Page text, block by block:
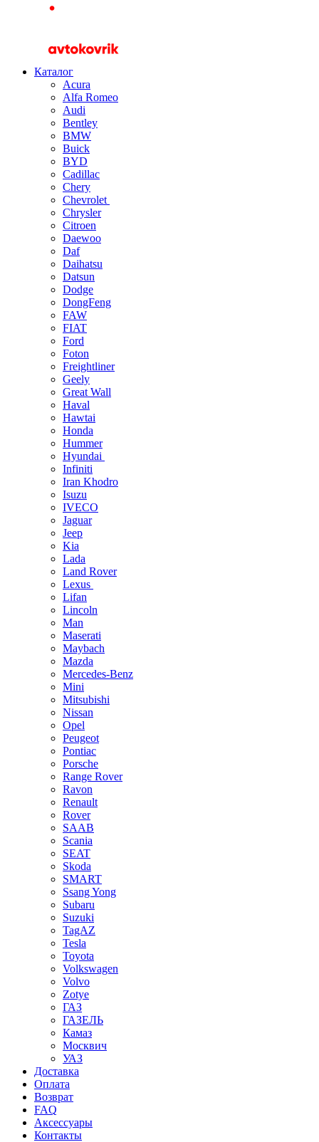
Каталог
Acura
Alfa Romeo
Audi
Bentley
BMW
Buick
BYD
Cadillac
Chery
Chevrolet
Chrysler
Citroen
Daewoo
Daf
Daihatsu
Datsun
Dodge
DongFeng
FAW
FIAT
Ford
Foton
Freightliner
Geely
Great Wall
Haval
Hawtai
Honda
Hummer
Hyundai
Infiniti
Iran Khodro
Isuzu
IVECO
Jaguar
Jeep
Kia
Lada
Land Rover
Lexus
Lifan
Lincoln
Man
Maserati
Maybach
Mazda
Mercedes-Benz
Mini
Mitsubishi
Nissan
Opel
Peugeot
Pontiac
Porsche
Range Rover
Ravon
Renault
Rover
SAAB
Scania
SEAT
Skoda
SMART
Ssang Yong
Subaru
Suzuki
TagAZ
Tesla
Toyota
Volkswagen
Volvo
Zotye
ГАЗ
ГАЗЕЛЬ
Камаз
Москвич
УАЗ
Доставка
Оплата
Возврат
FAQ
Аксессуары
Контакты